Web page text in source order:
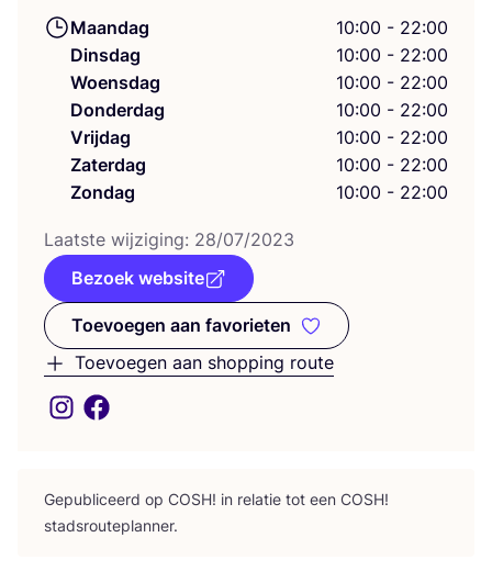
Maandag
10:00 - 22:00
Dinsdag
10:00 - 22:00
Woensdag
10:00 - 22:00
Donderdag
10:00 - 22:00
Vrijdag
10:00 - 22:00
Zaterdag
10:00 - 22:00
Zondag
10:00 - 22:00
Laat­ste wij­zi­ging: 28/07/2023
Bezoek website
Toevoegen aan favorieten
Toevoegen aan favorieten
Toevoegen aan shopping route
Gepu­bli­ceerd op COSH! in rela­tie tot een COSH!
stadsrouteplanner.